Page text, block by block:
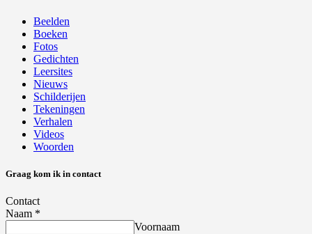
Beelden
Boeken
Fotos
Gedichten
Leersites
Nieuws
Schilderijen
Tekeningen
Verhalen
Videos
Woorden
Graag kom ik in contact
Contact
Naam *
Voornaam